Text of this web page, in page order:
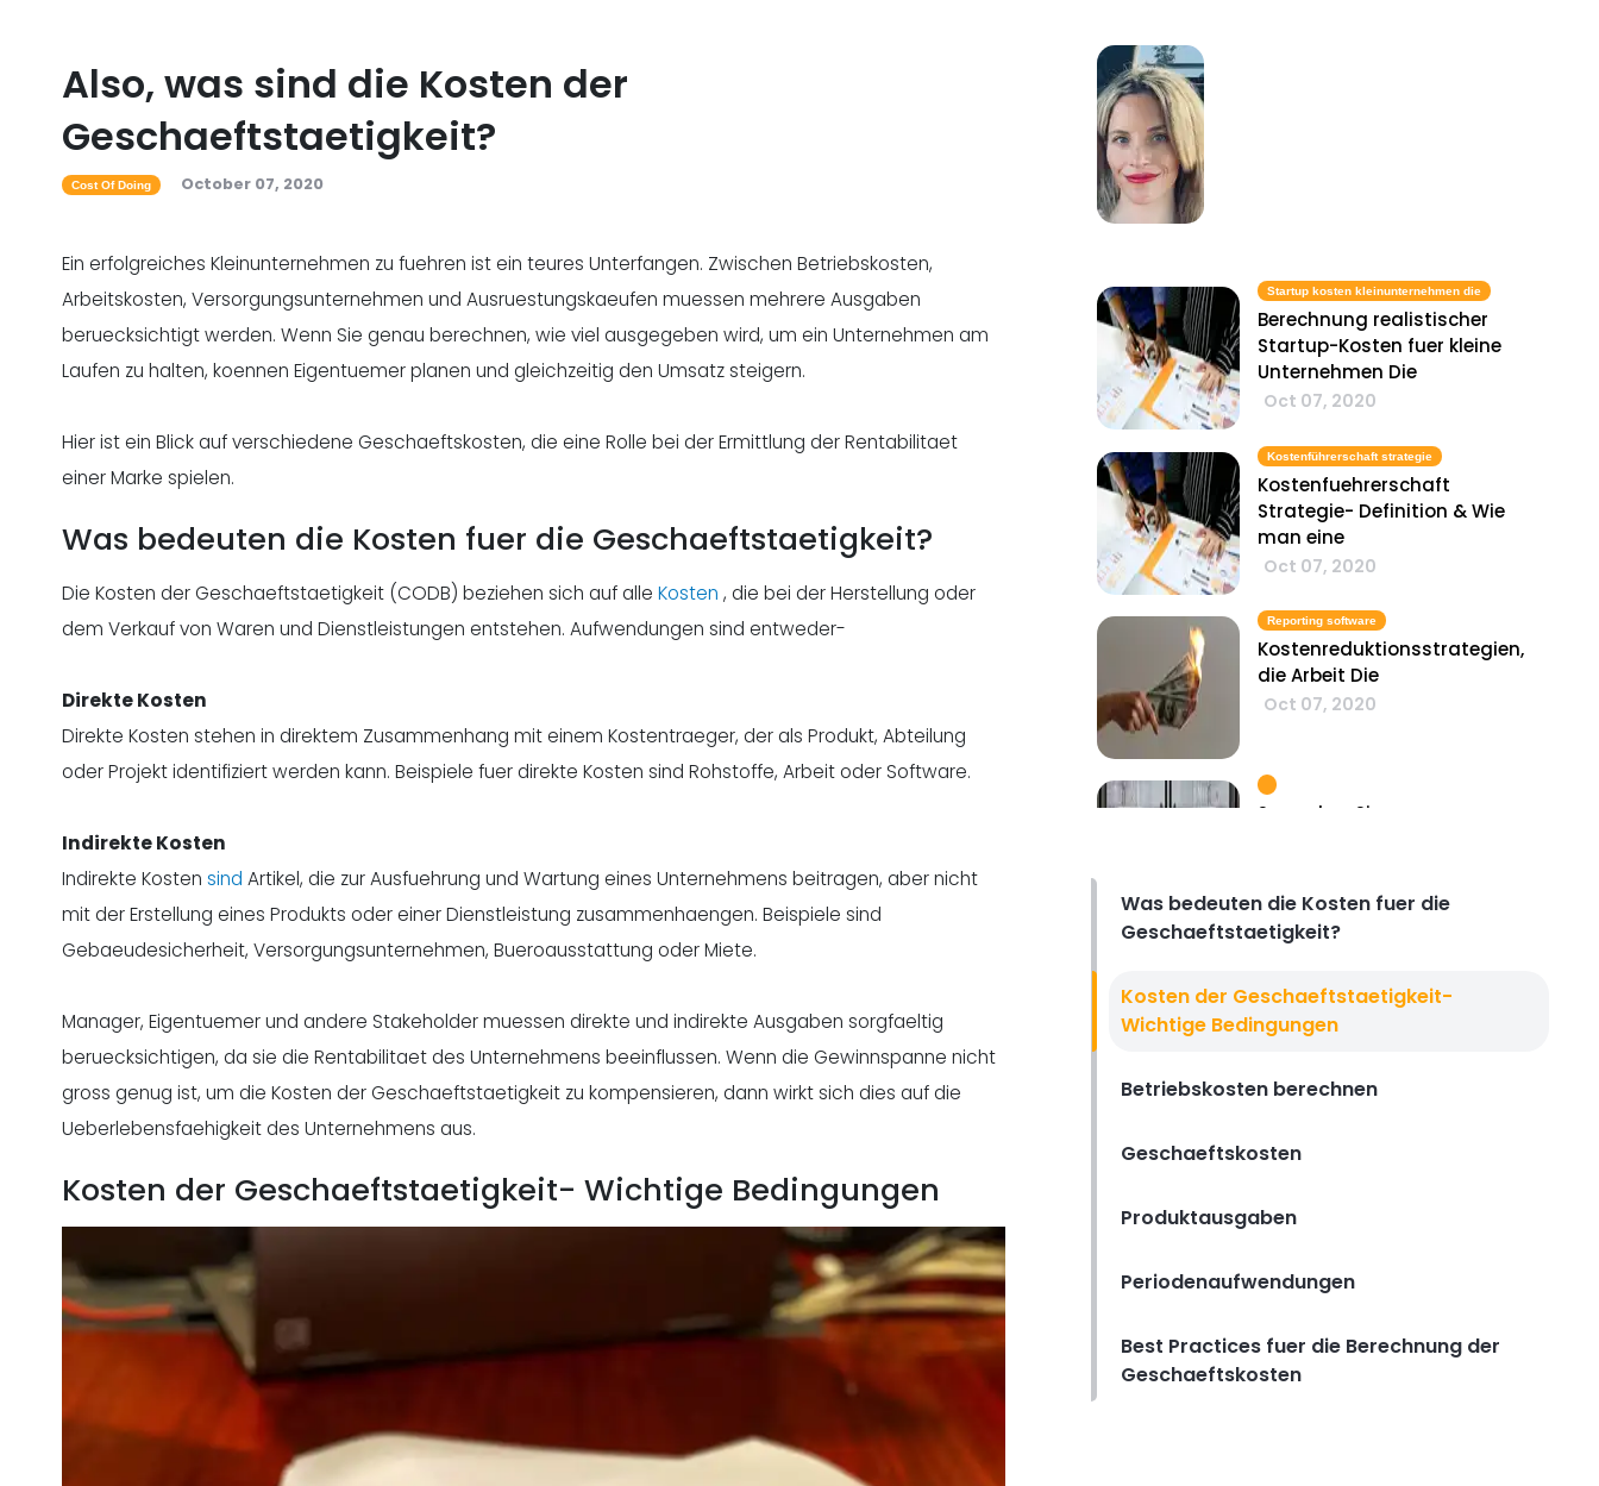
Also, was sind die Kosten der
Geschaeftstaetigkeit?
Cost Of Doing October 07, 2020
Ein erfolgreiches Kleinunternehmen zu fuehren ist ein teures Unterfangen. Zwischen Betriebskosten,
Arbeitskosten, Versorgungsunternehmen und Ausruestungskaeufen muessen mehrere Ausgaben
beruecksichtigt werden. Wenn Sie genau berechnen, wie viel ausgegeben wird, um ein Unternehmen am
Laufen zu halten, koennen Eigentuemer planen und gleichzeitig den Umsatz steigern.
Hier ist ein Blick auf verschiedene Geschaeftskosten, die eine Rolle bei der Ermittlung der Rentabilitaet
einer Marke spielen.
Was bedeuten die Kosten fuer die Geschaeftstaetigkeit?
Die Kosten der Geschaeftstaetigkeit (CODB) beziehen sich auf alle Kosten , die bei der Herstellung oder
dem Verkauf von Waren und Dienstleistungen entstehen. Aufwendungen sind entweder-
Direkte Kosten
Direkte Kosten stehen in direktem Zusammenhang mit einem Kostentraeger, der als Produkt, Abteilung
oder Projekt identifiziert werden kann. Beispiele fuer direkte Kosten sind Rohstoffe, Arbeit oder Software.
Indirekte Kosten
Indirekte Kosten sind Artikel, die zur Ausfuehrung und Wartung eines Unternehmens beitragen, aber nicht
mit der Erstellung eines Produkts oder einer Dienstleistung zusammenhaengen. Beispiele sind
Gebaeudesicherheit, Versorgungsunternehmen, Bueroausstattung oder Miete.
Manager, Eigentuemer und andere Stakeholder muessen direkte und indirekte Ausgaben sorgfaeltig
beruecksichtigen, da sie die Rentabilitaet des Unternehmens beeinflussen. Wenn die Gewinnspanne nicht
gross genug ist, um die Kosten der Geschaeftstaetigkeit zu kompensieren, dann wirkt sich dies auf die
Ueberlebensfaehigkeit des Unternehmens aus.
Kosten der Geschaeftstaetigkeit- Wichtige Bedingungen
Startup kosten kleinunternehmen die
Berechnung realistischer
Startup-Kosten fuer kleine
Unternehmen Die
Oct 07, 2020
Kostenführerschaft strategie
Kostenfuehrerschaft
Strategie- Definition & Wie
man eine
Oct 07, 2020
Reporting software
Kostenreduktionsstrategien,
die Arbeit Die
Oct 07, 2020
So senken Sie
Oct 07, 2020
Produktionskosten Die
Oct 07, 2020
Top 10 Tipps zur Senkung der
Senkung der kosten für unternehmen
fuer Ihr kleines Unternehmen
Oct 24, 2020
Was bedeuten die Kosten fuer die
Geschaeftstaetigkeit?
Kosten der Geschaeftstaetigkeit-
Wichtige Bedingungen
Betriebskosten berechnen
Geschaeftskosten
Produktausgaben
Periodenaufwendungen
Best Practices fuer die Berechnung der
Geschaeftskosten